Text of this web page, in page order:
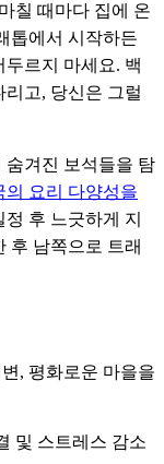
칠 때마다 집에 온
톱에서 시작하든
르지 마세요. 백
고, 당신은 그럴
숨겨진 보석들을 탐
의 요리 다양성을
후 느긋하게 지
후 남쪽으로 트래
, 평화로운 마을을
및 스트레스 감소